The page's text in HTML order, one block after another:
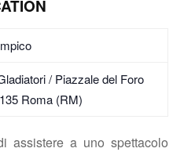
/ Piazzale del Foro
Roma (RM)
assistere a uno spettacolo